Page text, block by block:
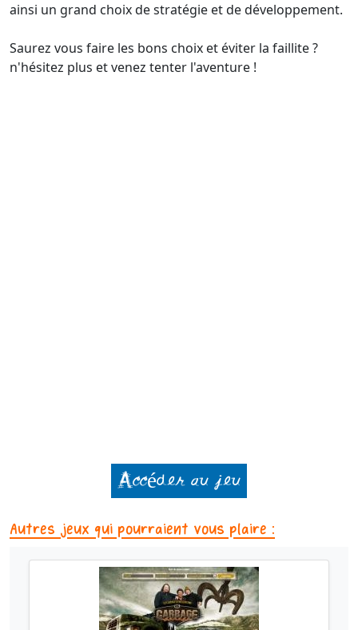
ainsi un grand choix de stratégie et de développement.
Saurez vous faire les bons choix et éviter la faillite ?
n'hésitez plus et venez tenter l'aventure !
Accéder au jeu
Autres jeux qui pourraient vous plaire :